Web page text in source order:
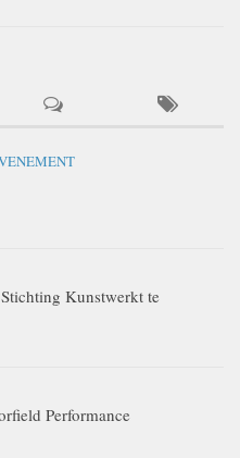
Kunstwerkt te
Performance